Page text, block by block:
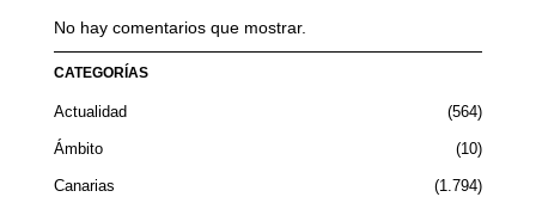
No hay comentarios que mostrar.
CATEGORÍAS
Actualidad 564
Ámbito 10
Canarias 1.794